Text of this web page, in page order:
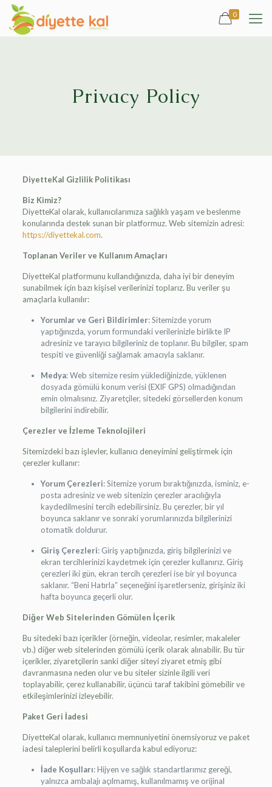
0
Privacy Policy
DiyetteKal Gizlilik Politikası
Biz Kimiz?
DiyetteKal olarak, kullanıcılarımıza sağlıklı yaşam ve beslenme
konularında destek sunan bir platformuz. Web sitemizin adresi:
https://diyettekal.com.
Toplanan Veriler ve Kullanım Amaçları
DiyetteKal platformunu kullandığınızda, daha iyi bir deneyim
sunabilmek için bazı kişisel verilerinizi toplarız. Bu veriler şu
amaçlarla kullanılır:
Yorumlar ve Geri Bildirimler: Sitemizde yorum
yaptığınızda, yorum formundaki verilerinizle birlikte IP
adresiniz ve tarayıcı bilgileriniz de toplanır. Bu bilgiler, spam
tespiti ve güvenliği sağlamak amacıyla saklanır.
Medya: Web sitemize resim yüklediğinizde, yüklenen
dosyada gömülü konum verisi (EXIF GPS) olmadığından
emin olmalısınız. Ziyaretçiler, sitedeki görsellerden konum
bilgilerini indirebilir.
Çerezler ve İzleme Teknolojileri
Sitemizdeki bazı işlevler, kullanıcı deneyimini geliştirmek için
çerezler kullanır:
Yorum Çerezleri: Sitemize yorum bıraktığınızda, isminiz, e-
posta adresiniz ve web sitenizin çerezler aracılığıyla
kaydedilmesini tercih edebilirsiniz. Bu çerezler, bir yıl
boyunca saklanır ve sonraki yorumlarınızda bilgilerinizi
otomatik doldurur.
Giriş Çerezleri: Giriş yaptığınızda, giriş bilgilerinizi ve
ekran tercihlerinizi kaydetmek için çerezler kullanırız. Giriş
çerezleri iki gün, ekran tercih çerezleri ise bir yıl boyunca
saklanır. “Beni Hatırla” seçeneğini işaretlerseniz, girişiniz iki
hafta boyunca geçerli olur.
Diğer Web Sitelerinden Gömülen İçerik
Bu sitedeki bazı içerikler (örneğin, videolar, resimler, makaleler
vb.) diğer web sitelerinden gömülü içerik olarak alınabilir. Bu tür
içerikler, ziyaretçilerin sanki diğer siteyi ziyaret etmiş gibi
davranmasına neden olur ve bu siteler sizinle ilgili veri
toplayabilir, çerez kullanabilir, üçüncü taraf takibini gömebilir ve
etkileşimlerinizi izleyebilir.
Paket Geri İadesi
DiyetteKal olarak, kullanıcı memnuniyetini önemsiyoruz ve paket
iadesi taleplerini belirli koşullarda kabul ediyoruz:
İade Koşulları: Hijyen ve sağlık standartlarımız gereği,
yalnızca ambalajı açılmamış, kullanılmamış ve orijinal